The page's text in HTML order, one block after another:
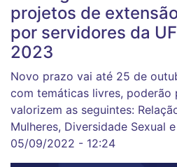
projetos de
por servidores da
2023
Novo prazo vai até 25 de
com temáticas livres, poderão
valorizem as seguintes:
Mulheres, Diversidade Sexual
05/09/2022 - 12:24